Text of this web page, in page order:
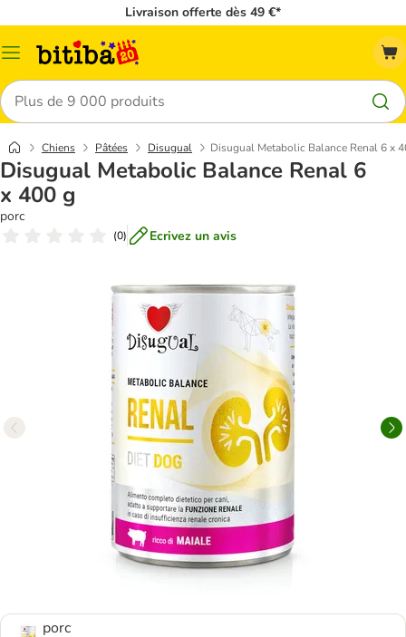
Livraison offerte dès 49 €*
Menu
Rechercher
Chiens Pâtées Disugual Disugual Metabolic Balance Renal 6 x
Disugual Metabolic Balance Renal 6
x 400 g
porc
(0) Ecrivez un avis
porc